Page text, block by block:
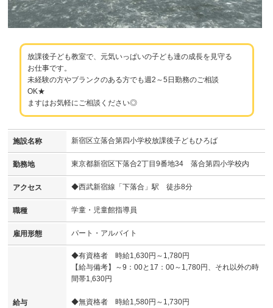
放課後子ども教室で、元気いっぱいの子ども達の成長を見守る
お仕事です。
未経験の方やブランクのある方でも週2～5日勤務のご相談
OK★
ますはお気軽にご相談ください◎
施設名称 新宿区立落合第四小学校放課後子どもひろば
勤務地 東京都新宿区下落合2丁目9番地34 落合第四小学校内
アクセス ◆西武新宿線「下落合」駅 徒歩8分
職種 学童・児童館指導員
雇用形態 パート・アルバイト
給与
◆有資格者 時給1,630円～1,780円
【給与備考】～9：00と17：00～1,780円、それ以外の時
間帯1,630円
◆無資格者 時給1,580円～1,730円